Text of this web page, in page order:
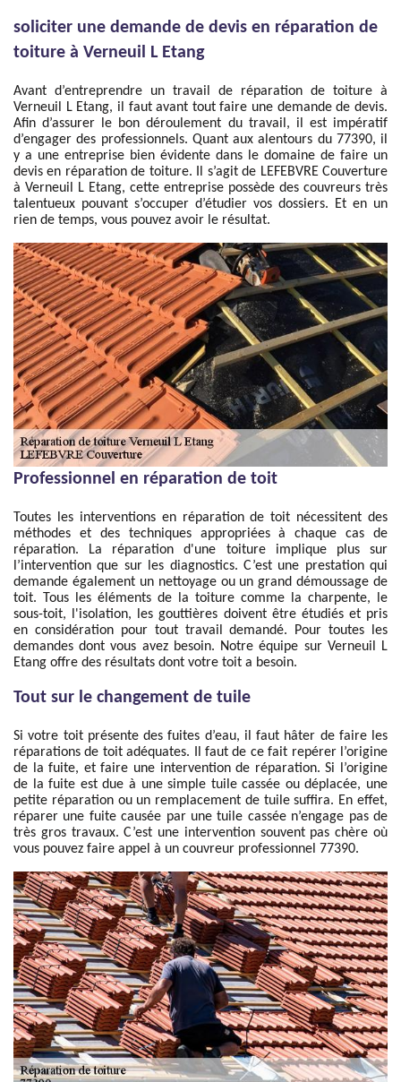
soliciter une demande de devis en réparation de
toiture à Verneuil L Etang
Avant d’entreprendre un travail de réparation de toiture à
Verneuil L Etang, il faut avant tout faire une demande de devis.
Afin d’assurer le bon déroulement du travail, il est impératif
d’engager des professionnels. Quant aux alentours du 77390, il
y a une entreprise bien évidente dans le domaine de faire un
devis en réparation de toiture. Il s’agit de LEFEBVRE Couverture
à Verneuil L Etang, cette entreprise possède des couvreurs très
talentueux pouvant s’occuper d’étudier vos dossiers. Et en un
rien de temps, vous pouvez avoir le résultat.
Professionnel en réparation de toit
Toutes les interventions en réparation de toit nécessitent des
méthodes et des techniques appropriées à chaque cas de
réparation. La réparation d'une toiture implique plus sur
l’intervention que sur les diagnostics. C’est une prestation qui
demande également un nettoyage ou un grand démoussage de
toit. Tous les éléments de la toiture comme la charpente, le
sous-toit, l'isolation, les gouttières doivent être étudiés et pris
en considération pour tout travail demandé. Pour toutes les
demandes dont vous avez besoin. Notre équipe sur Verneuil L
Etang offre des résultats dont votre toit a besoin.
Tout sur le changement de tuile
Si votre toit présente des fuites d’eau, il faut hâter de faire les
réparations de toit adéquates. Il faut de ce fait repérer l’origine
de la fuite, et faire une intervention de réparation. Si l’origine
de la fuite est due à une simple tuile cassée ou déplacée, une
petite réparation ou un remplacement de tuile suffira. En effet,
réparer une fuite causée par une tuile cassée n’engage pas de
très gros travaux. C’est une intervention souvent pas chère où
vous pouvez faire appel à un couvreur professionnel 77390.